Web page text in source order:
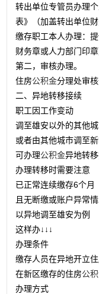
转出单位专管员办理
表》（加盖转出单位
缴存职工本人办理：
财务章或人力部门印
第二，审核办理。
住房公积金分理处审
二、异地转移接续
职工因工作变动
调至雄安以外的其他
或者由其他城市调至
可办理公积金异地转
办理转移时需要注意
已正常连续缴存6个月
且无断缴或账户异常
以异地调至雄安为例
这样办↓↓↓
办理条件
缴存人员在异地开立
在新区缴存的住房公
办理方式